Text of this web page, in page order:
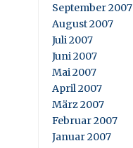
September 2007
August 2007
Juli 2007
Juni 2007
Mai 2007
April 2007
März 2007
Februar 2007
Januar 2007